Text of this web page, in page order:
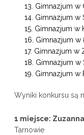
Gimnazjum w
Gimnazjum w
Gimnazjum w
Gimnazjum w
Gimnazjum w
Gimnazjum w
Gimnazjum w
Wyniki konkursu są
1 miejsce:
Tarnowie